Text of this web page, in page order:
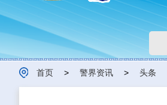
首页 > 警界资讯 > 头条